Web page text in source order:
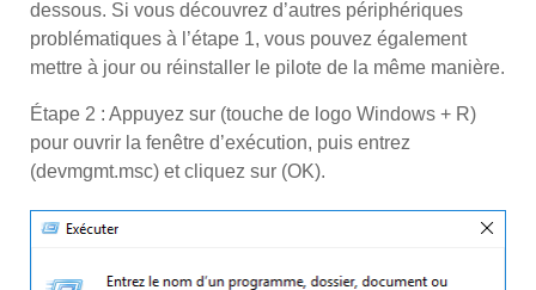
dessous. Si vous découvrez d’autres périphériques
problématiques à l’étape 1, vous pouvez également
mettre à jour ou réinstaller le pilote de la même manière.
Étape 2 : Appuyez sur (touche de logo Windows + R)
pour ouvrir la fenêtre d’exécution, puis entrez
(devmgmt.msc) et cliquez sur (OK).